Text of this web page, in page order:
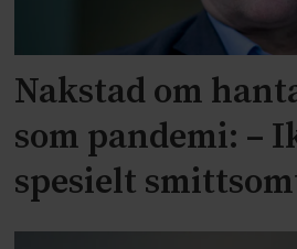
Nakstad om
som pandemi: –
spesielt